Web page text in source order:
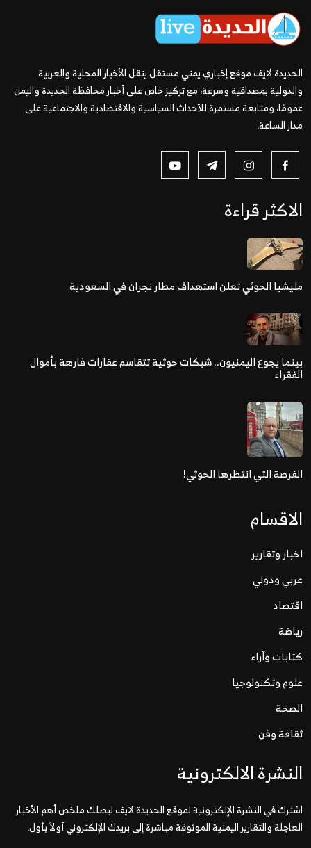
الحديدة لايف موقع إخباري يمني مستقل ينقل الأخبار المحلية والعربية
والدولية بمصداقية وسرعة، مع تركيز خاص على أخبار محافظة الحديدة واليمن
عمومًا، ومتابعة مستمرة للأحداث السياسية والاقتصادية والاجتماعية على
مدار الساعة.
الاكثر قراءة
مليشيا الحوثي تعلن استهداف مطار نجران في السعودية
بينما يجوع اليمنيون.. شبكات حوثية تتقاسم عقارات فارهة بأموال
الفقراء
الفرصة التي انتظرها الحوثي!
الاقسام
اخبار وتقارير
عربي ودولي
اقتصاد
رياضة
كتابات وآراء
علوم وتكنولوجيا
الصحة
ثقافة وفن
النشرة الالكترونية
اشترك في النشرة الإلكترونية لموقع الحديدة لايف ليصلك ملخص أهم الأخبار
العاجلة والتقارير اليمنية الموثوقة مباشرة إلى بريدك الإلكتروني أولاً بأول.